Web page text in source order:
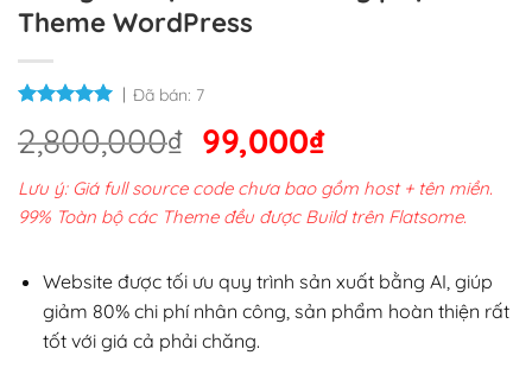
Theme WordPress
Đã bán: 7
2,800,000₫ Giá
gốc
là:
2,800,000₫.
99,000₫Giá
hiện
tại
99,000₫.
Lưu ý: Giá full source code chưa bao gồm host + tên miền.
99% Toàn bộ các Theme đều được Build trên Flatsome.
Website được tối ưu quy trình sản xuất bằng AI, giúp
giảm 80% chi phí nhân công, sản phẩm hoàn thiện rất
tốt với giá cả phải chăng.